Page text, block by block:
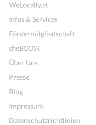
WeLocally.at
Infos & Services
Fördermitgliedschaft
sheBOOST
Über Uns
Presse
Blog
Impressum
Datenschutzrichtlinien